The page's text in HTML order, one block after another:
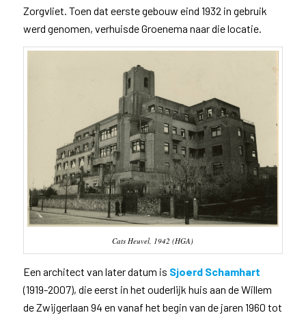
Zorgvliet. Toen dat eerste gebouw eind 1932 in gebruik
werd genomen, verhuisde Groenema naar die locatie.
Cats Heuvel, 1942 (HGA)
Een architect van later datum is Sjoerd Schamhart
(1919-2007), die eerst in het ouderlijk huis aan de Willem
de Zwijgerlaan 94 en vanaf het begin van de jaren 1960 tot